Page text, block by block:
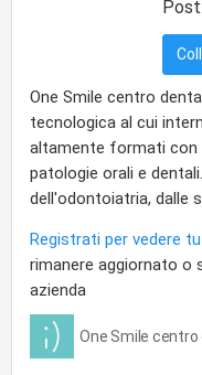
Post:
One Smile centro
tecnologica al cui
altamente formati con
patologie orali e
dell'odontoiatria, dalle
Registrati per vedere
rimanere aggiornato o
azienda
One Smile